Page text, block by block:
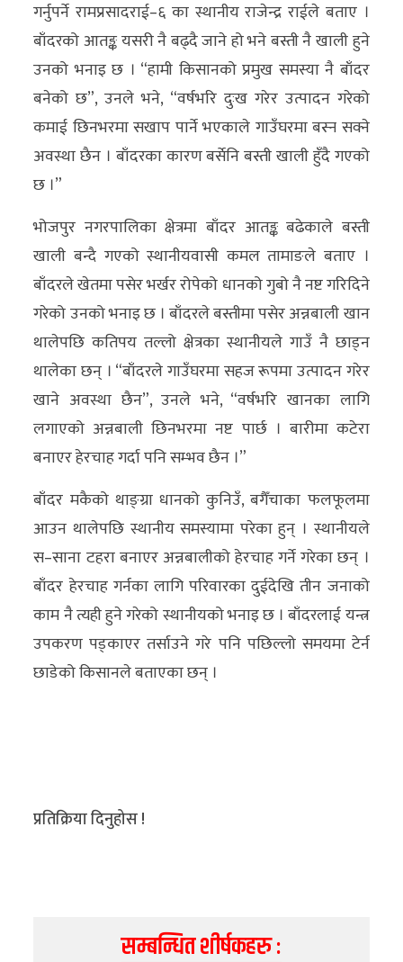
फोटो
ग्यालरी
भिडियो
गर्नुपर्ने रामप्रसादराई–६ का स्थानीय राजेन्द्र राईले बताए ।
बाँदरको आतङ्क यसरी नै बढ्दै जाने हो भने बस्ती नै खाली हुने
उनको भनाइ छ । “हामी किसानको प्रमुख समस्या नै बाँदर
बनेको छ”, उनले भने, “वर्षभरि दुःख गरेर उत्पादन गरेको
कमाई छिनभरमा सखाप पार्ने भएकाले गाउँघरमा बस्न सक्ने
अवस्था छैन । बाँदरका कारण बर्सेनि बस्ती खाली हुँदै गएको
छ ।”
भोजपुर नगरपालिका क्षेत्रमा बाँदर आतङ्क बढेकाले बस्ती
खाली बन्दै गएको स्थानीयवासी कमल तामाङले बताए ।
बाँदरले खेतमा पसेर भर्खर रोपेको धानको गुबो नै नष्ट गरिदिने
गरेको उनको भनाइ छ । बाँदरले बस्तीमा पसेर अन्नबाली खान
थालेपछि कतिपय तल्लो क्षेत्रका स्थानीयले गाउँ नै छाड्न
थालेका छन् । “बाँदरले गाउँघरमा सहज रूपमा उत्पादन गरेर
खाने अवस्था छैन”, उनले भने, “वर्षभरि खानका लागि
लगाएको अन्नबाली छिनभरमा नष्ट पार्छ । बारीमा कटेरा
बनाएर हेरचाह गर्दा पनि सम्भव छैन ।”
बाँदर मकैको थाङ्ग्रा धानको कुनिउँ, बगैँचाका फलफूलमा
आउन थालेपछि स्थानीय समस्यामा परेका हुन् । स्थानीयले
स–साना टहरा बनाएर अन्नबालीको हेरचाह गर्ने गरेका छन् ।
बाँदर हेरचाह गर्नका लागि परिवारका दुईदेखि तीन जनाको
काम नै त्यही हुने गरेको स्थानीयको भनाइ छ । बाँदरलाई यन्त्र
उपकरण पड्काएर तर्साउने गरे पनि पछिल्लो समयमा टेर्न
छाडेको किसानले बताएका छन् ।
प्रतिक्रिया दिनुहोस !
सम्बन्धित शीर्षकहरु :